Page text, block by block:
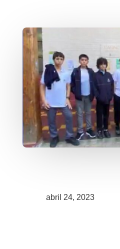
abril 24, 2023